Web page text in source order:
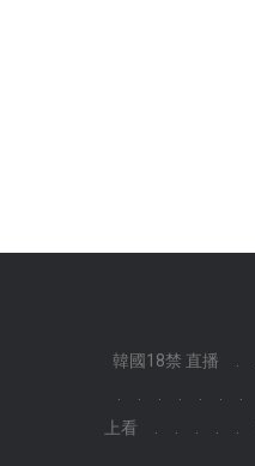
韓國18禁 直播
上看